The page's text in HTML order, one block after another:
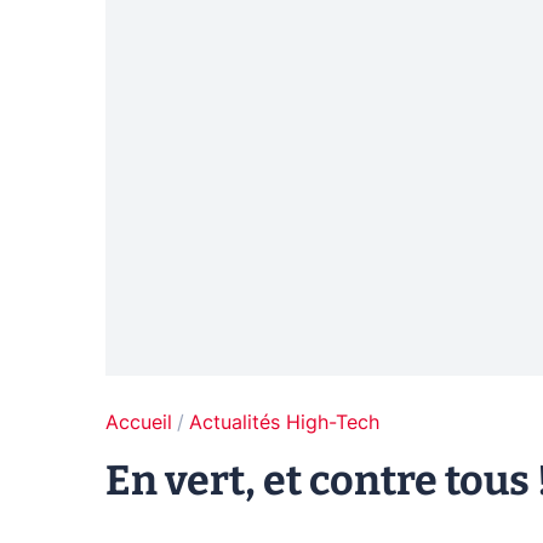
Accueil Actualités High-Tech
En vert, et contre tous